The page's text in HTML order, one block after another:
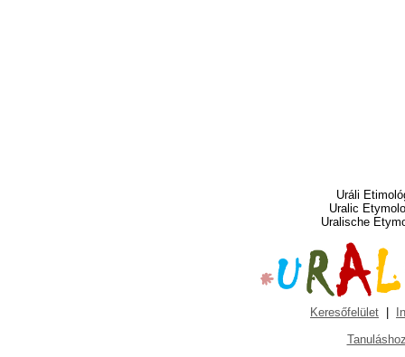
Uráli
Uralic
Uralische
Keresőfelület